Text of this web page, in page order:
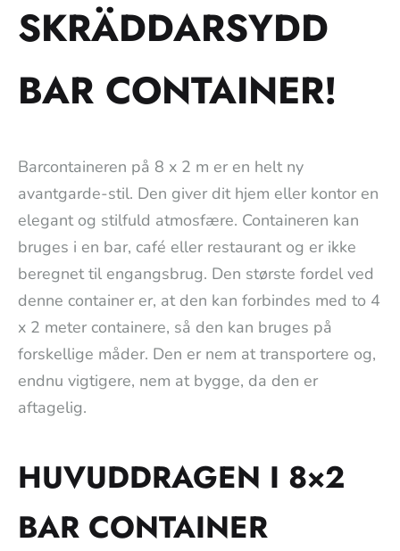
SKRÄDDARSYDD
BAR CONTAINER!
Barcontaineren på 8 x 2 m er en helt ny
avantgarde-stil. Den giver dit hjem eller kontor en
elegant og stilfuld atmosfære. Containeren kan
bruges i en bar, café eller restaurant og er ikke
beregnet til engangsbrug. Den største fordel ved
denne container er, at den kan forbindes med to 4
x 2 meter containere, så den kan bruges på
forskellige måder. Den er nem at transportere og,
endnu vigtigere, nem at bygge, da den er
aftagelig.
HUVUDDRAGEN I 8×2
BAR CONTAINER